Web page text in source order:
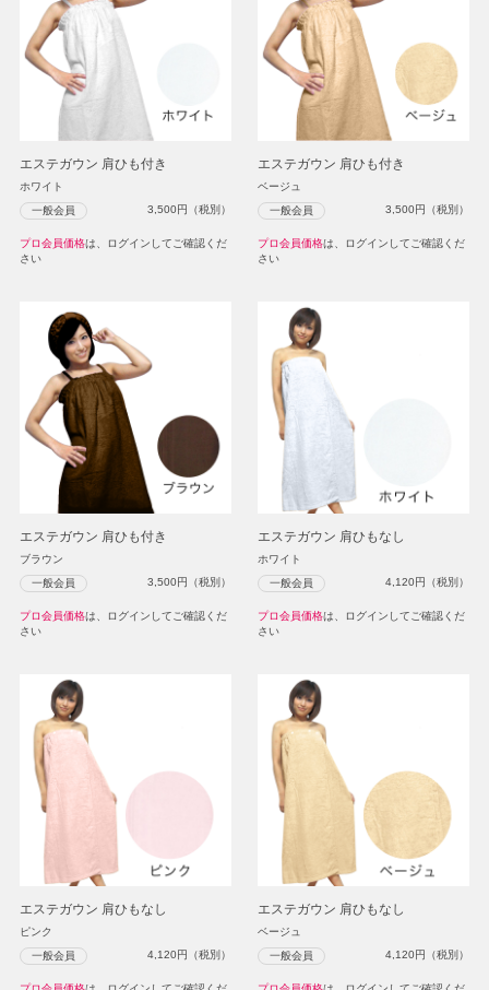
エステガウン 肩ひも付き
ホワイト
一般会員 3,500円（税別）
プロ会員価格は、ログインしてご確認くだ
さい
エステガウン 肩ひも付き
ベージュ
一般会員 3,500円（税別）
プロ会員価格は、ログインしてご確認くだ
さい
エステガウン 肩ひも付き
ブラウン
一般会員 3,500円（税別）
プロ会員価格は、ログインしてご確認くだ
さい
エステガウン 肩ひもなし
ホワイト
一般会員 4,120円（税別）
プロ会員価格は、ログインしてご確認くだ
さい
エステガウン 肩ひもなし
ピンク
一般会員 4,120円（税別）
エステガウン 肩ひもなし
ベージュ
一般会員 4,120円（税別）